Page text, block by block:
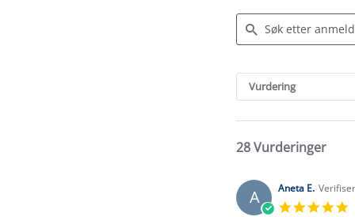
Reviews
Vurdering
28 Vurderinger
A Aneta E.